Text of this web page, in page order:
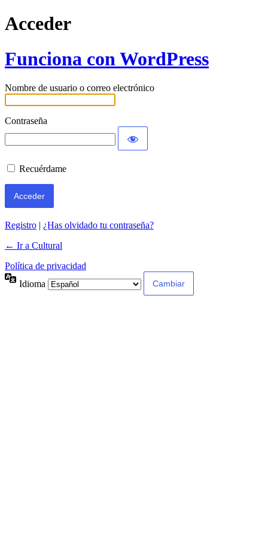
Acceder
Funciona con WordPress
Nombre de usuario o correo electrónico
Contraseña
Recuérdame
Registro | ¿Has olvidado tu contraseña?
← Ir a Cultural
Política de privacidad
Idioma